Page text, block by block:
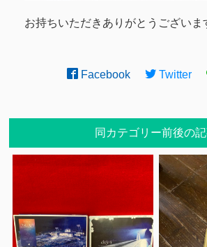
お持ちいただきありがとうございま
Facebook Twitter
同カテゴリー前後の